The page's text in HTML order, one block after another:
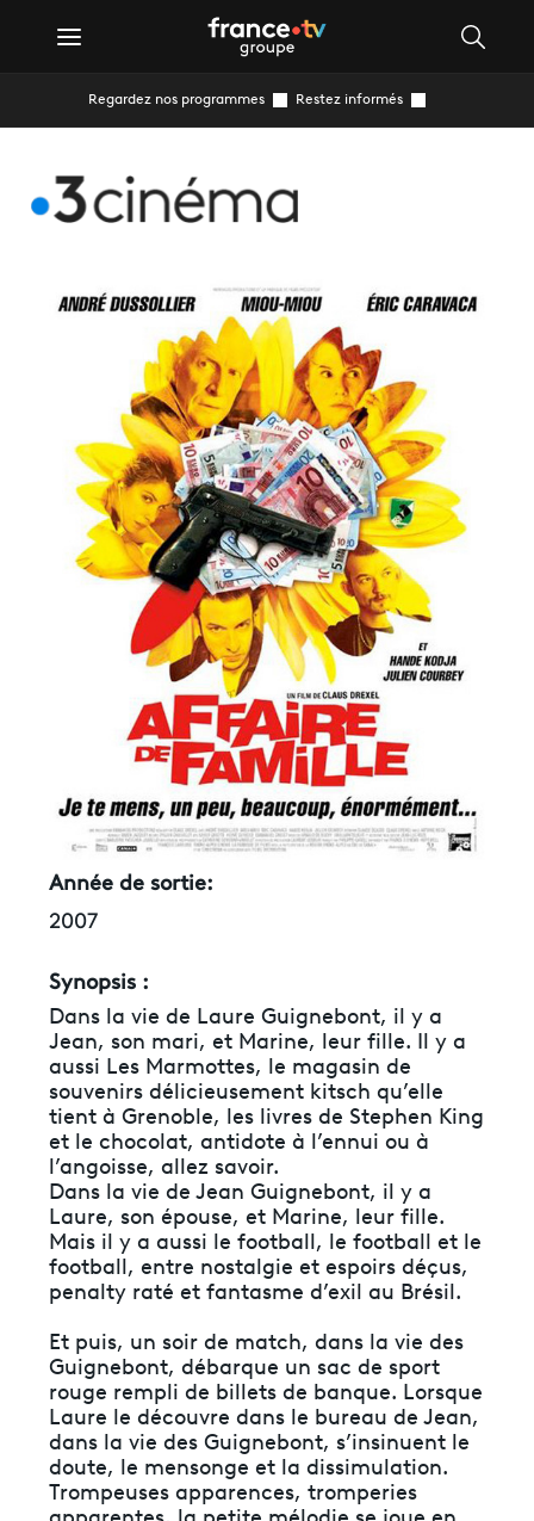
Regardez nos programmes Restez informés
Année de sortie:
2007
Synopsis :
Dans la vie de Laure Guignebont, il y a
Jean, son mari, et Marine, leur fille. Il y a
aussi Les Marmottes, le magasin de
souvenirs délicieusement kitsch qu’elle
tient à Grenoble, les livres de Stephen King
et le chocolat, antidote à l’ennui ou à
l’angoisse, allez savoir.
Dans la vie de Jean Guignebont, il y a
Laure, son épouse, et Marine, leur fille.
Mais il y a aussi le football, le football et le
football, entre nostalgie et espoirs déçus,
penalty raté et fantasme d’exil au Brésil.
Et puis, un soir de match, dans la vie des
Guignebont, débarque un sac de sport
rouge rempli de billets de banque. Lorsque
Laure le découvre dans le bureau de Jean,
dans la vie des Guignebont, s’insinuent le
doute, le mensonge et la dissimulation.
Trompeuses apparences, tromperies